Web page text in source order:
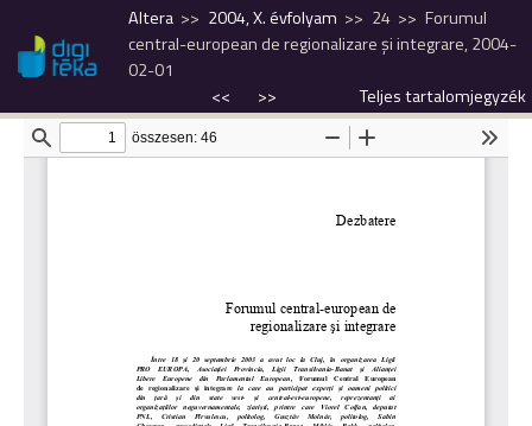
Altera 2004, X. évfolyam 24
Forumul
central-european de regionalizare şi integrare, 2004-
02-01
<<
>> Teljes tartalomjegyzék